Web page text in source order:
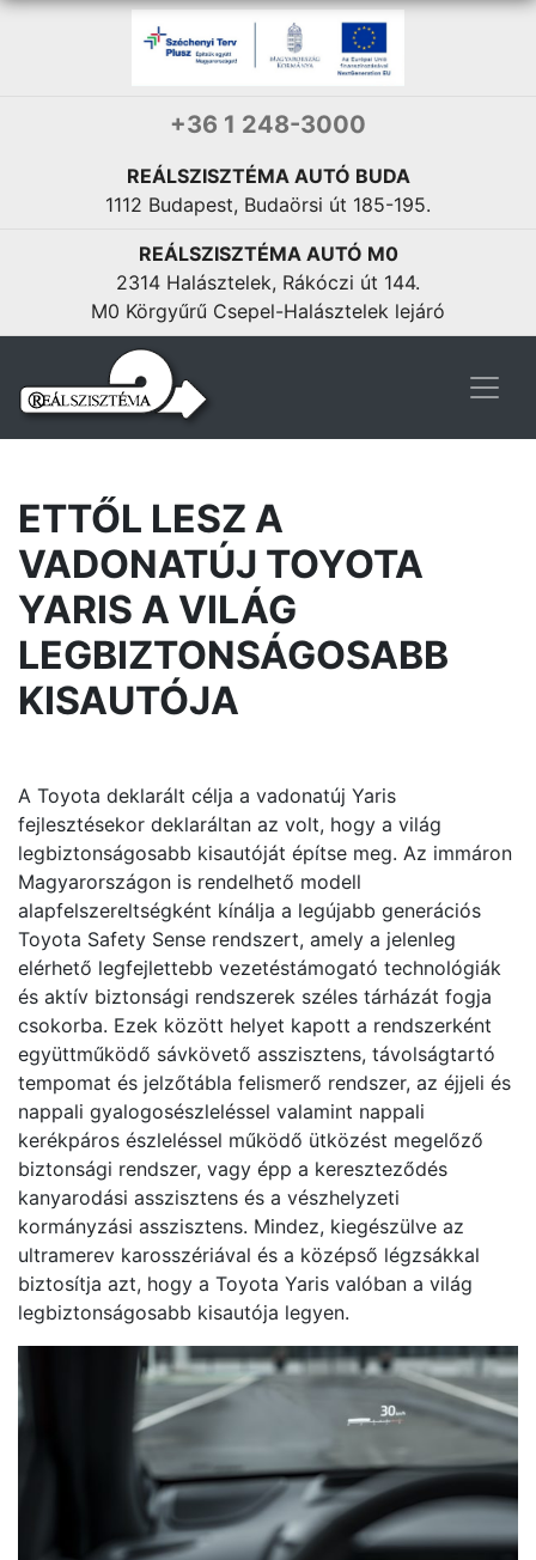
+36 1 248-3000
REÁLSZISZTÉMA AUTÓ BUDA
1112 Budapest, Budaörsi út 185-195.
REÁLSZISZTÉMA AUTÓ M0
2314 Halásztelek, Rákóczi út 144.
M0 Körgyűrű Csepel-Halásztelek lejáró
ETTŐL LESZ A
VADONATÚJ TOYOTA
YARIS A VILÁG
LEGBIZTONSÁGOSABB
KISAUTÓJA
A Toyota deklarált célja a vadonatúj Yaris
fejlesztésekor deklaráltan az volt, hogy a világ
legbiztonságosabb kisautóját építse meg. Az immáron
Magyarországon is rendelhető modell
alapfelszereltségként kínálja a legújabb generációs
Toyota Safety Sense rendszert, amely a jelenleg
elérhető legfejlettebb vezetéstámogató technológiák
és aktív biztonsági rendszerek széles tárházát fogja
csokorba. Ezek között helyet kapott a rendszerként
együttműködő sávkövető asszisztens, távolságtartó
tempomat és jelzőtábla felismerő rendszer, az éjjeli és
nappali gyalogosészleléssel valamint nappali
kerékpáros észleléssel működő ütközést megelőző
biztonsági rendszer, vagy épp a kereszteződés
kanyarodási asszisztens és a vészhelyzeti
kormányzási asszisztens. Mindez, kiegészülve az
ultramerev karosszériával és a középső légzsákkal
biztosítja azt, hogy a Toyota Yaris valóban a világ
legbiztonságosabb kisautója legyen.